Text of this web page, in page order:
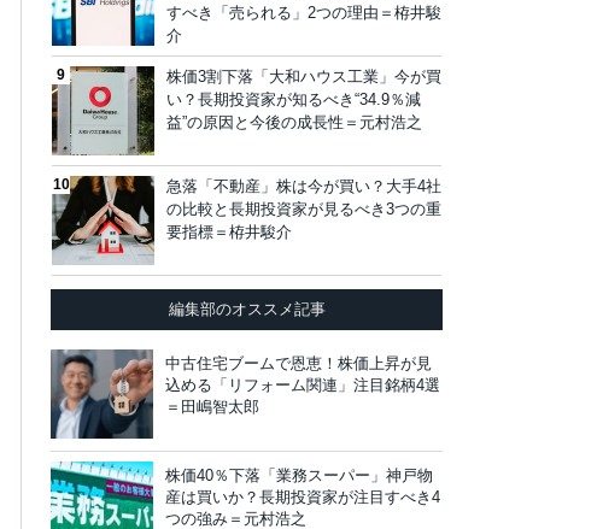
すべき「売られる」2つの理由＝栫井駿
介
株価3割下落「大和ハウス工業」今が買
い？長期投資家が知るべき“34.9％減
益”の原因と今後の成長性＝元村浩之
急落「不動産」株は今が買い？大手4社
の比較と長期投資家が見るべき3つの重
要指標＝栫井駿介
編集部のオススメ記事
中古住宅ブームで恩恵！株価上昇が見
込める「リフォーム関連」注目銘柄4選
＝田嶋智太郎
株価40％下落「業務スーパー」神戸物
産は買いか？長期投資家が注目すべき4
つの強み＝元村浩之